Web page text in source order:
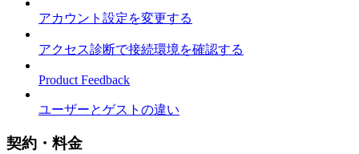
アカウント設定を変更する
アクセス診断で接続環境を確認する
Product Feedback
ユーザーとゲストの違い
契約・料金